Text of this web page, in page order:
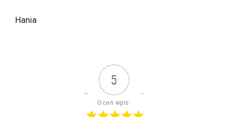
Hania
5
Oceń wpis: